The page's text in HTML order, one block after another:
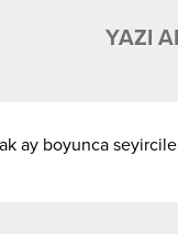
YAZI
ay boyunca